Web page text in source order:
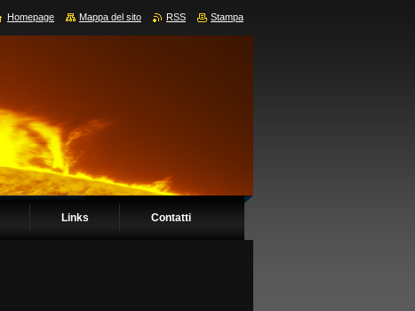
Links Contatti
Homepage Mappa del sito RSS Stampa